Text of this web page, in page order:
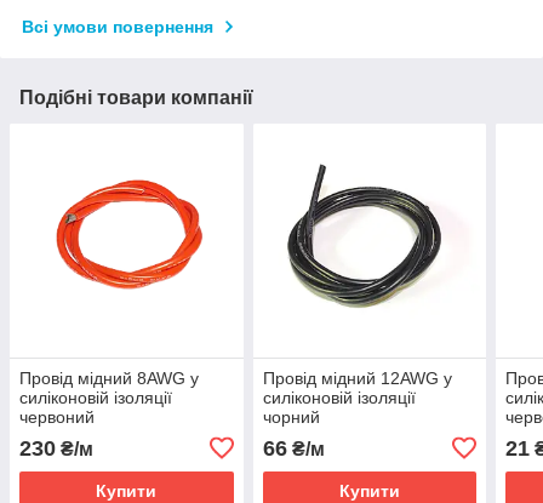
Всі умови повернення
Подібні товари компанії
Провід мідний 8AWG у
силіконовій ізоляції
червоний
230 ₴/м
Купити
Провід мідний 12AWG у
силіконовій ізоляції
чорний
66₴/м
Купити
21